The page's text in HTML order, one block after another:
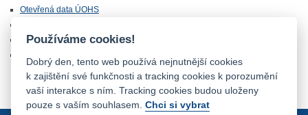
Otevřená data ÚOHS
Chráněná zóna
Používáme cookies!
Dobrý den, tento web používá nejnutnější cookies
k zajištění své funkčnosti a tracking cookies k porozumění
vaší interakce s ním. Tracking cookies budou uloženy
pouze s vaším souhlasem.Chci si vybrat